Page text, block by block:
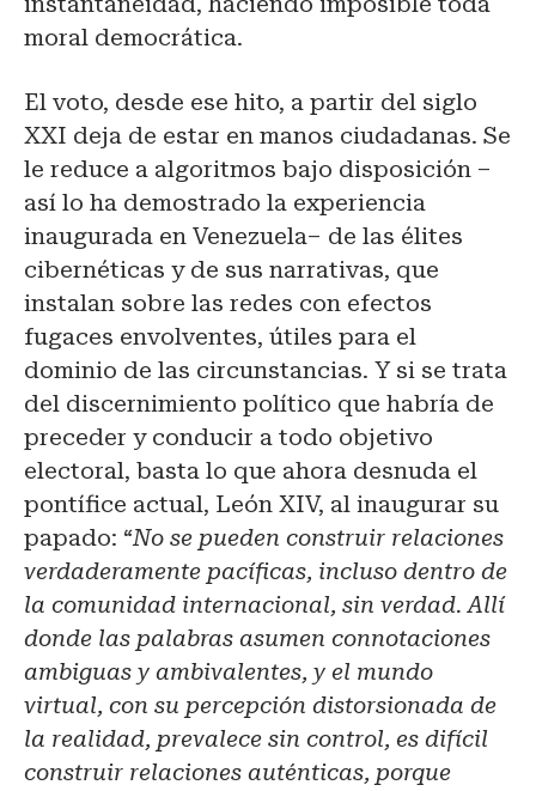
moral democrática.
El voto, desde ese hito, a partir del siglo
XXI deja de estar en manos ciudadanas. Se
le reduce a algoritmos bajo disposición –
así lo ha demostrado la experiencia
inaugurada en Venezuela– de las élites
cibernéticas y de sus narrativas, que
instalan sobre las redes con efectos
fugaces envolventes, útiles para el
dominio de las circunstancias. Y si se trata
del discernimiento político que habría de
preceder y conducir a todo objetivo
electoral, basta lo que ahora desnuda el
pontífice actual, León XIV, al inaugurar su
papado: “No se pueden construir relaciones
verdaderamente pacíficas, incluso dentro de
la comunidad internacional, sin verdad. Allí
donde las palabras asumen connotaciones
ambiguas y ambivalentes, y el mundo
virtual, con su percepción distorsionada de
la realidad, prevalece sin control, es difícil
construir relaciones auténticas, porque